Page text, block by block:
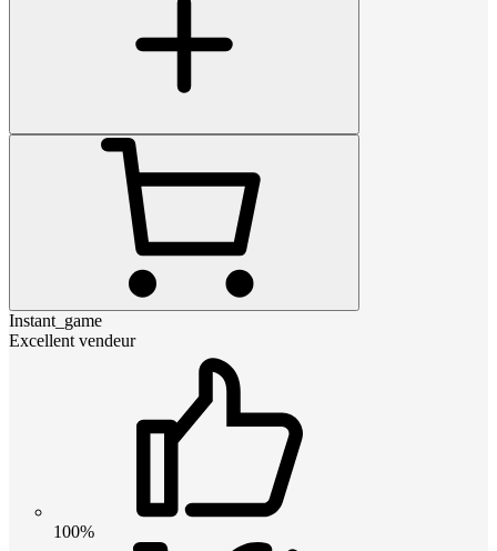
Instant_game
Excellent vendeur
100%